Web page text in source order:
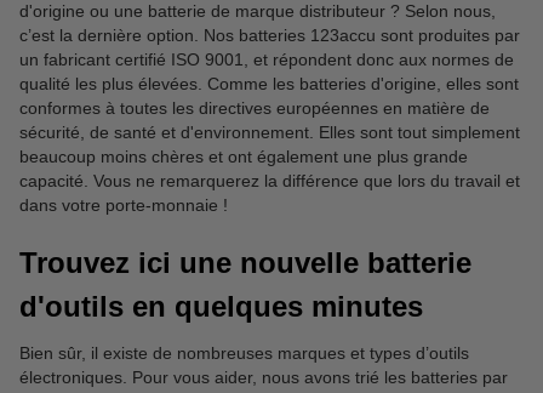
d'origine ou une batterie de marque distributeur ? Selon nous,
c’est la dernière option. Nos batteries 123accu sont produites par
un fabricant certifié ISO 9001, et répondent donc aux normes de
qualité les plus élevées. Comme les batteries d'origine, elles sont
conformes à toutes les directives européennes en matière de
sécurité, de santé et d'environnement. Elles sont tout simplement
beaucoup moins chères et ont également une plus grande
capacité. Vous ne remarquerez la différence que lors du travail et
dans votre porte-monnaie !
Trouvez ici une nouvelle batterie
d'outils en quelques minutes
Bien sûr, il existe de nombreuses marques et types d’outils
électroniques. Pour vous aider, nous avons trié les batteries par